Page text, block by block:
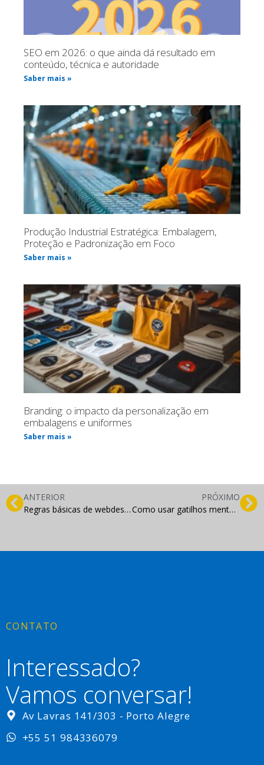
SEO em 2026: o que ainda dá resultado em
conteúdo, técnica e autoridade
Saber mais »
Produção Industrial Estratégica: Embalagem,
Proteção e Padronização em Foco
Saber mais »
Branding: o impacto da personalização em
embalagens e uniformes
Saber mais »
ANTERIOR
Regras básicas de webdesign
PRÓXIMO
Como usar gatilhos mentais no marketing digital?
CONTATO
Interessado?
Vamos conversar!
Av Lavras 141/303 - Porto Alegre
+55 51 984336079